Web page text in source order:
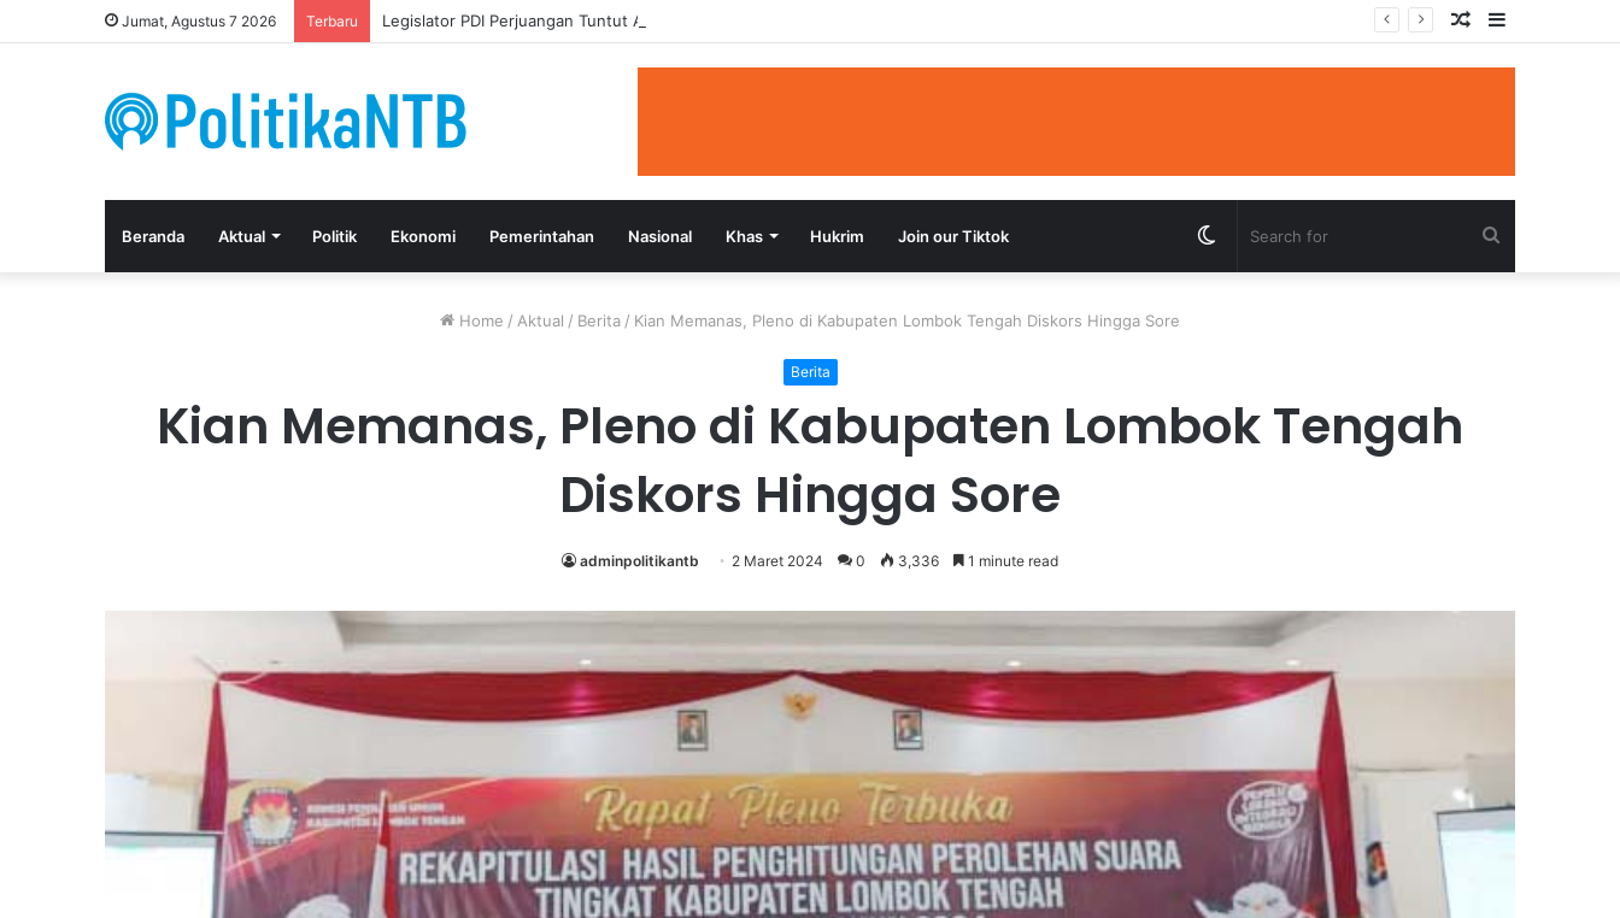
Jumat, Agustus 7 2026 Terbaru Legislator PDI Perjuangan Tuntut Audit Investigatif Dana BTR Setengah Triliun Sidebar
Random
Article
Beranda Aktual Politik Ekonomi Pemerintahan Nasional Khas Hukrim Join our Tiktok Switch
Home / Aktual / Berita / Kian Memanas, Pleno di Kabupaten Lombok Tengah Diskors Hingga Sore
Berita
Kian Memanas, Pleno di Kabupaten Lombok Tengah
Diskors Hingga Sore
adminpolitikantb 2 Maret 2024 0 3,336 1 minute read